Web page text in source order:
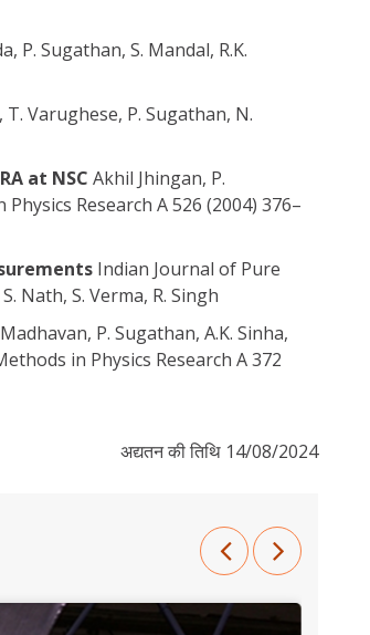
P. Sugathan, S. Mandal, R.K.
T. Varughese, P. Sugathan, N.
at NSC Akhil Jhingan, P.
Research A 526 (2004) 376–
Indian Journal of Pure
Nath, S. Verma, R. Singh
P. Sugathan, A.K. Sinha,
in Physics Research A 372
अद्यतन की तिथि 14/08/2024